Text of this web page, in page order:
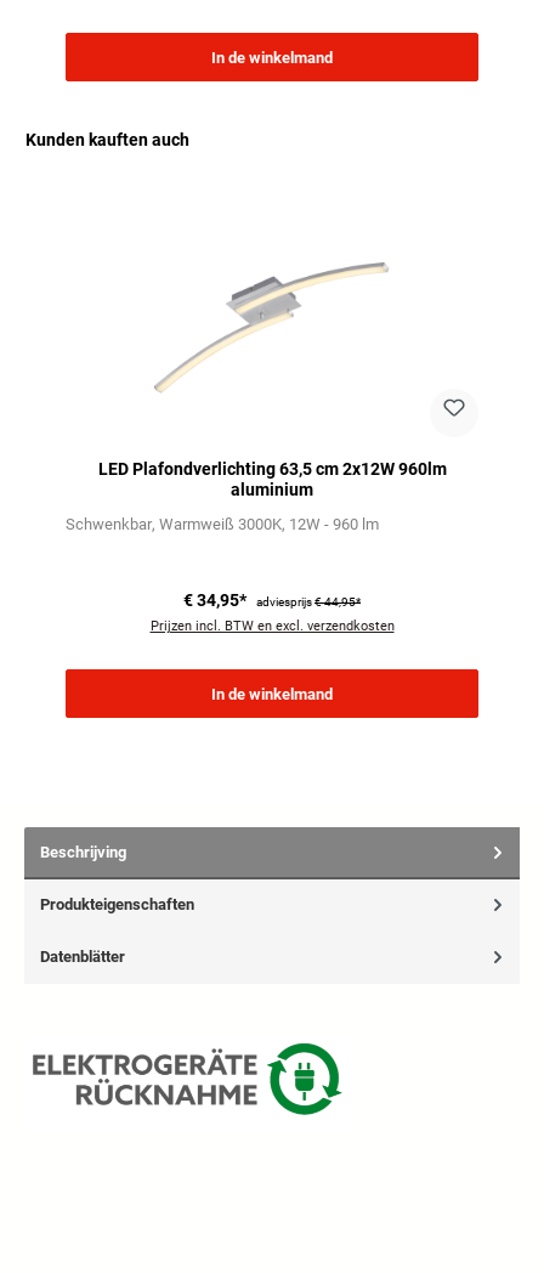
In de winkelmand
Kunden kauften auch
LED Plafondverlichting 63,5 cm 2x12W 960lm
aluminium
Schwenkbar Warmweiß 3000K 12W - 960 lm
€ 34,95* adviesprijs€ 44,95*
Prijzen incl. BTW en excl. verzendkosten
In de winkelmand
Beschrijving
Produkteigenschaften
Datenblätter